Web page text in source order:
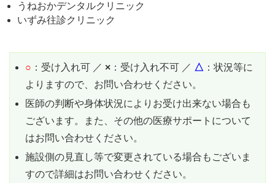
うねおかデンタルクリニック
いずみ往診クリニック
○ ：受け入れ可 ／ × ：受け入れ不可 ／ △ ：状況等に
よりますので、お問い合わせください。
医師の判断や身体状況によりお受け出来ない場合も
ございます。また、その他の医療サポートについて
はお問い合わせください。
施設側の見直し等で変更されている場合もございま
すので詳細はお問い合わせください。